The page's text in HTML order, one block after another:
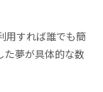
用すれば誰でも簡
た夢が具体的な数